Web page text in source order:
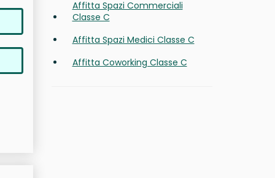
Affitta Spazi Commerciali
Classe C
Affitta Spazi Medici Classe C
Affitta Coworking Classe C